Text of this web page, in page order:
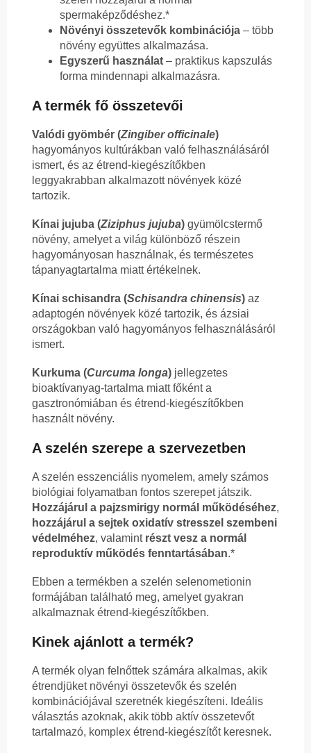
spermaképződéshez.*
Növényi összetevők kombinációja – több
növény együttes alkalmazása.
Egyszerű használat – praktikus kapszulás
forma mindennapi alkalmazásra.
A termék fő összetevői
Valódi gyömbér (Zingiber officinale)
hagyományos kultúrákban való felhasználásáról
ismert, és az étrend-kiegészítőkben
leggyakrabban alkalmazott növények közé
tartozik.
Kínai jujuba (Ziziphus jujuba) gyümölcstermő
növény, amelyet a világ különböző részein
hagyományosan használnak, és természetes
tápanyagtartalma miatt értékelnek.
Kínai schisandra (Schisandra chinensis) az
adaptogén növények közé tartozik, és ázsiai
országokban való hagyományos felhasználásáról
ismert.
Kurkuma (Curcuma longa) jellegzetes
bioaktívanyag-tartalma miatt főként a
gasztronómiában és étrend-kiegészítőkben
használt növény.
A szelén szerepe a szervezetben
A szelén esszenciális nyomelem, amely számos
biológiai folyamatban fontos szerepet játszik.
Hozzájárul a pajzsmirigy normál működéséhez,
hozzájárul a sejtek oxidatív stresszel szembeni
védelméhez, valamint részt vesz a normál
reproduktív működés fenntartásában.*
Ebben a termékben a szelén selenometionin
formájában található meg, amelyet gyakran
alkalmaznak étrend-kiegészítőkben.
Kinek ajánlott a termék?
A termék olyan felnőttek számára alkalmas, akik
étrendjüket növényi összetevők és szelén
kombinációjával szeretnék kiegészíteni. Ideális
választás azoknak, akik több aktív összetevőt
tartalmazó, komplex étrend-kiegészítőt keresnek.